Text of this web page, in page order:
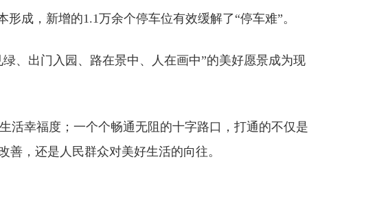
成，新增的1.1万余个停车位有效缓解了“停车难”。
、出门入园、路在景中、人在画中”的美好愿景成为现
活幸福度；一个个畅通无阻的十字路口，打通的不仅是
，还是人民群众对美好生活的向往。